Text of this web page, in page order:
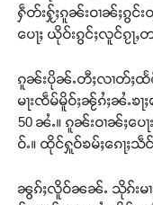
ႁဵတ်းႁႂ်ႈၵူၼ်းဝၢၼ်ႈၵွင်
ပေႃႈ ယိုဝ်းၵွင်ႈလူင်ၵႂႃ
ၵူၼ်းပိုၼ်ႉတီႈလၢတ်ႈထႅင်
မႃးၸဵမ်မိူဝ်ႈၼႂ်ၵႆႈၼႆႉၶႃ
50 ၼႆႉ။ ၵူၼ်းဝၢၼ်ႈပ
ဝ်ႉ။ ထိုင်ႁူဝ်ၶမ်ႈၵေႃႈသဵ
ၼွၵ်ႈလိူဝ်ၼၼ်ႉ သိုၵ်းမၢ